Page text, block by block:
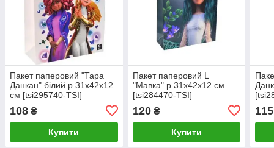
Пакет паперовий "Тара
Данкан" білий р.31x42x12
см [tsi295740-TSI]
108 ₴
Купити
Пакет паперовий L
"Мавка" р.31x42x12 см
[tsi284470-TSI]
120₴
Купити
115